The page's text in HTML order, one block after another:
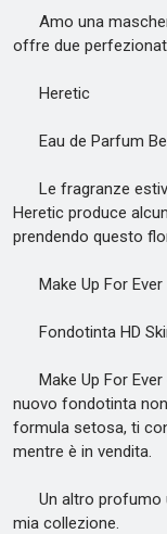
Amo una
offre due
Heretic
Eau de Parfum
Le fragranze
Heretic produce
prendendo questo
Make Up For Ever
Fondotinta HD
Make Up For Ever
nuovo fondotinta
formula setosa, ti
mentre è in vendita.
Un altro profumo
mia collezione.